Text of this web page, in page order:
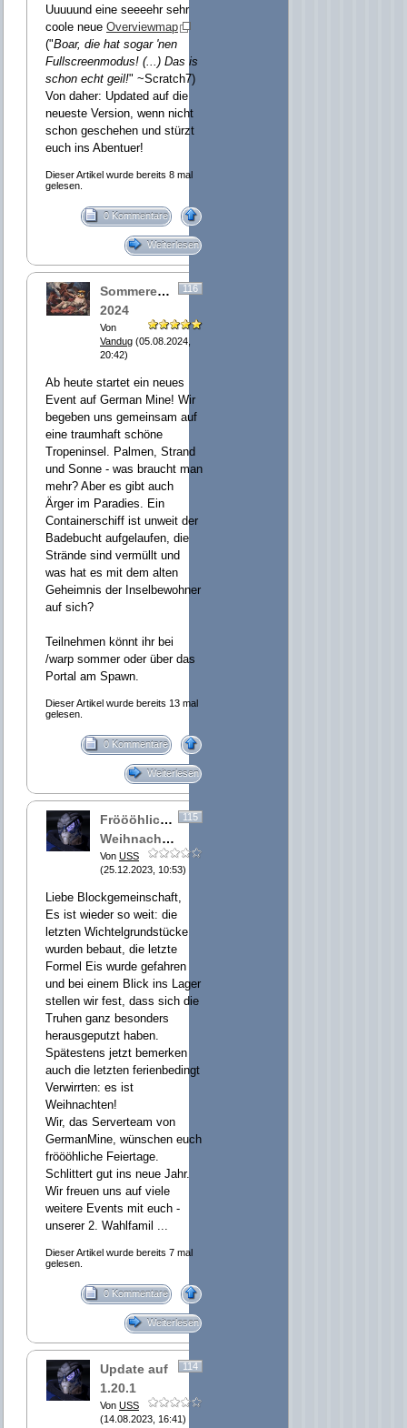
Uuuuund eine seeeehr sehr
coole neue Overviewmap
("Boar, die hat sogar 'nen
Fullscreenmodus! (...) Das is
schon echt geil!" ~Scratch7)
Von daher: Updated auf die
neueste Version, wenn nicht
schon geschehen und stürzt
euch ins Abentuer!
Dieser Artikel wurde bereits 8 mal
gelesen.
0 Kommentare
Weiterlesen
116
Sommerevent
2024
Von
Vandug (05.08.2024,
20:42)
Ab heute startet ein neues
Event auf German Mine! Wir
begeben uns gemeinsam auf
eine traumhaft schöne
Tropeninsel. Palmen, Strand
und Sonne - was braucht man
mehr? Aber es gibt auch
Ärger im Paradies. Ein
Containerschiff ist unweit der
Badebucht aufgelaufen, die
Strände sind vermüllt und
was hat es mit dem alten
Geheimnis der Inselbewohner
auf sich?
Teilnehmen könnt ihr bei
/warp sommer oder über das
Portal am Spawn.
Dieser Artikel wurde bereits 13 mal
gelesen.
0 Kommentare
Weiterlesen
115
Fröööhliche
Weihnachten!
Von USS
(25.12.2023, 10:53)
Liebe Blockgemeinschaft,
Es ist wieder so weit: die
letzten Wichtelgrundstücke
wurden bebaut, die letzte
Formel Eis wurde gefahren
und bei einem Blick ins Lager
stellen wir fest, dass sich die
Truhen ganz besonders
herausgeputzt haben.
Spätestens jetzt bemerken
auch die letzten ferienbedingt
Verwirrten: es ist
Weihnachten!
Wir, das Serverteam von
GermanMine, wünschen euch
fröööhliche Feiertage.
Schlittert gut ins neue Jahr.
Wir freuen uns auf viele
weitere Events mit euch -
unserer 2. Wahlfamil ...
Dieser Artikel wurde bereits 7 mal
gelesen.
0 Kommentare
Weiterlesen
114
Update auf
1.20.1
Von USS
(14.08.2023, 16:41)